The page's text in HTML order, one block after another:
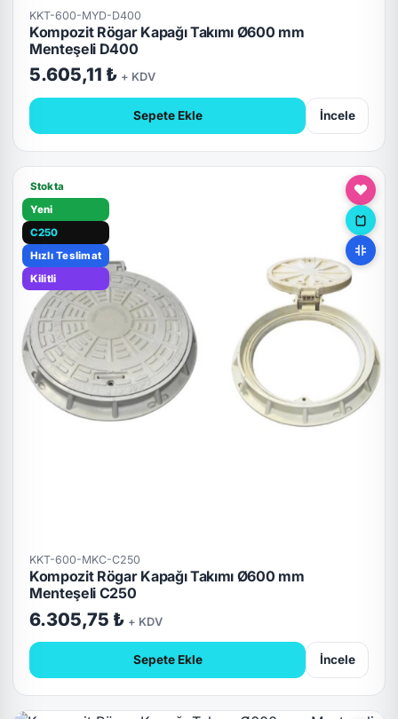
Hızlı Teslimat
Kilitli
KKT-600-MYD-D400
Kompozit Rögar Kapağı Takımı Ø600 mm
Menteşeli D400
5.605,11 ₺ + KDV
Sepete Ekle İncele
Stokta
Yeni
C250
Hızlı Teslimat
Kilitli
KKT-600-MKC-C250
Kompozit Rögar Kapağı Takımı Ø600 mm
Menteşeli C250
6.305,75 ₺ + KDV
Sepete Ekle İncele